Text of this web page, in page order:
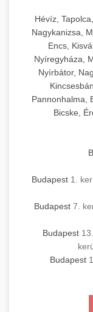
Hévíz,
Nagykanizsa,
Encs,
Nyíregyháza,
Nyírbátor,
Pannonhalma,
Bicske,
Budapest 1.
Budapest 7.
Budapest
Budapest